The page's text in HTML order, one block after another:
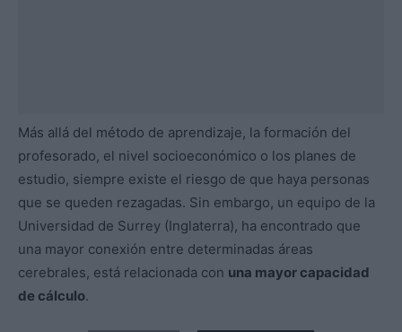
Más allá del método de aprendizaje, la formación del
profesorado, el nivel socioeconómico o los planes de
estudio, siempre existe el riesgo de que haya personas
que se queden rezagadas. Sin embargo, un equipo de la
Universidad de Surrey (Inglaterra), ha encontrado que
una mayor conexión entre determinadas áreas
cerebrales, está relacionada con una mayor capacidad
de cálculo.